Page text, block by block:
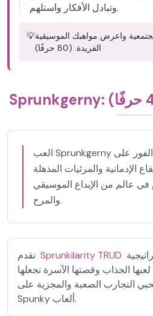
وتبادل الأفكار واستلهم.
💡واعرض مواهبك الموسيقية
الفريدة. (80 حرفًا)
العب Sprunkgerny على الفور على Spunky ألعاب!
الإدمانية والمرئيات المذهلة
عالم من الإبداع الموسيقي
والمرح.
Sprunkilarity TRUD
الجذاب وقصتها الآسرة تجعلها
التجارب الصعبة والمجزية على
Spunky ألعاب.